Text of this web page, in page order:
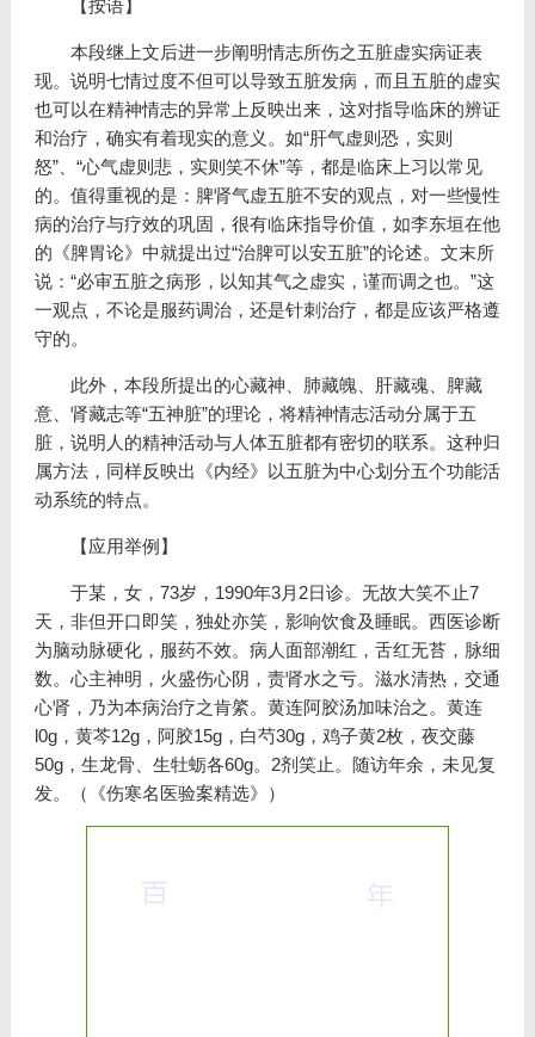
【按语】
本段继上文后进一步阐明情志所伤之五脏虚实病证表
现。说明七情过度不但可以导致五脏发病，而且五脏的虚实
也可以在精神情志的异常上反映出来，这对指导临床的辨证
和治疗，确实有着现实的意义。如“肝气虚则恐，实则
怒”、“心气虚则悲，实则笑不休”等，都是临床上习以常见
的。值得重视的是：脾肾气虚五脏不安的观点，对一些慢性
病的治疗与疗效的巩固，很有临床指导价值，如李东垣在他
的《脾胃论》中就提出过“治脾可以安五脏”的论述。文末所
说：“必审五脏之病形，以知其气之虚实，谨而调之也。”这
一观点，不论是服药调治，还是针刺治疗，都是应该严格遵
守的。
此外，本段所提出的心藏神、肺藏魄、肝藏魂、脾藏
意、肾藏志等“五神脏”的理论，将精神情志活动分属于五
脏，说明人的精神活动与人体五脏都有密切的联系。这种归
属方法，同样反映出《内经》以五脏为中心划分五个功能活
动系统的特点。
【应用举例】
于某，女，73岁，1990年3月2日诊。无故大笑不止7
天，非但开口即笑，独处亦笑，影响饮食及睡眠。西医诊断
为脑动脉硬化，服药不效。病人面部潮红，舌红无苔，脉细
数。心主神明，火盛伤心阴，责肾水之亏。滋水清热，交通
心肾，乃为本病治疗之肯綮。黄连阿胶汤加味治之。黄连
l0g，黄芩12g，阿胶15g，白芍30g，鸡子黄2枚，夜交藤
50g，生龙骨、生牡蛎各60g。2剂笑止。随访年余，未见复
发。（《伤寒名医验案精选》）